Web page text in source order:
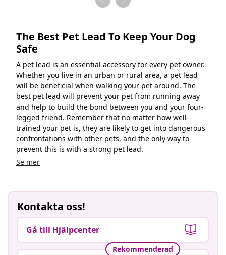
The Best Pet Lead To Keep Your Dog
Safe
A pet lead is an essential accessory for every pet owner.
Whether you live in an urban or rural area, a pet lead
will be beneficial when walking your pet around. The
best pet lead will prevent your pet from running away
and help to build the bond between you and your four-
legged friend. Remember that no matter how well-
trained your pet is, they are likely to get into dangerous
confrontations with other pets, and the only way to
prevent this is with a strong pet lead.
Se mer
Kontakta oss!
Gå till Hjälpcenter
Rekommenderad